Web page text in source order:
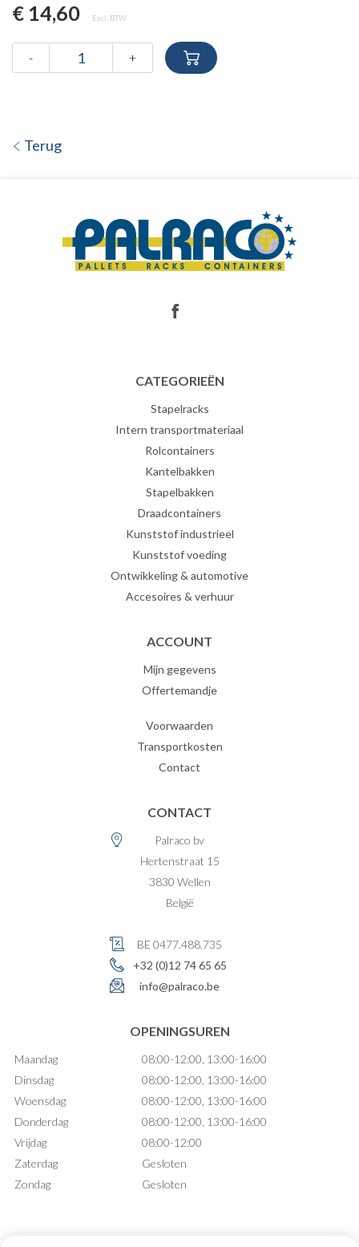
€ 14,60 Excl. BTW
- +
Terug
CATEGORIEËN
Stapelracks
Intern transportmateriaal
Rolcontainers
Kantelbakken
Stapelbakken
Draadcontainers
Kunststof industrieel
Kunststof voeding
Ontwikkeling & automotive
Accesoires & verhuur
ACCOUNT
Mijn gegevens
Offertemandje
Voorwaarden
Transportkosten
Contact
CONTACT
Palraco bv
Hertenstraat 15
3830 Wellen
België
BE 0477.488.735
+32 (0)12 74 65 65
info@palraco.be
OPENINGSUREN
Maandag
08:00-12:00, 13:00-16:00
Dinsdag
08:00-12:00, 13:00-16:00
Woensdag
08:00-12:00, 13:00-16:00
Donderdag
08:00-12:00, 13:00-16:00
Vrijdag
08:00-12:00
Zaterdag
Gesloten
Zondag
Gesloten